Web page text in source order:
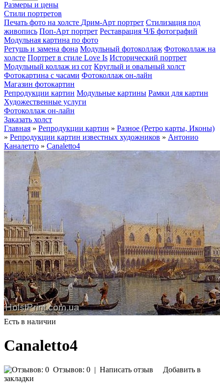
Размеры и цены
Стили портретов
Печать фото на холсте Дрим-Арт портрет Стилизация под
живопись Поп-Арт портрет Реставрация Ч/Б фотографий
Модульная картина по фото
Ретушь и замена фона Модульный фотоколлаж Фотоколлаж на
холсте Портрет в стиле Love Is Исторический портрет
Модульный коллаж из сот Круглый и овальный холст
Фотокартина с часами Фотоколлаж он-лайн
Магазин фотокартин
Репродукции картин Модульные картины Рамки для картин
Художественные услуги
Фотоколлаж он-лайн
Заказать холст
Главная » Репродукции картин » Разное (Ретро карты, Иконы)
» Репродукции картин известных художников » Антонио
Каналетто » Canaletto4
Есть в наличии
Canaletto4
Отзывов: 0 | Написать отзыв
Добавить в
закладки